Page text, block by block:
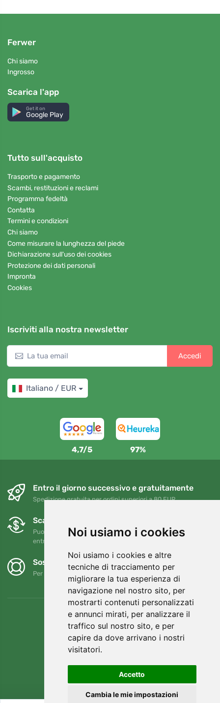
Noi usiamo i cookies
Noi usiamo i cookies e altre
tecniche di tracciamento per
migliorare la tua esperienza di
navigazione nel nostro sito, per
mostrarti contenuti personalizzati
e annunci mirati, per analizzare il
traffico sul nostro sito, e per
capire da dove arrivano i nostri
visitatori.
Accetto
Cambia le mie impostazioni
Ferwer
Chi siamo
Ingrosso
Scarica l'app
Get it on
Google Play
Tutto sull'acquisto
Trasporto e pagamento
Scambi, restituzioni e reclami
Programma fedeltà
Contatta
Termini e condizioni
Chi siamo
Come misurare la lunghezza del piede
Dichiarazione sull'uso dei cookies
Protezione dei dati personali
Impronta
Cookies
Iscriviti alla nostra newsletter
Accedi
Italiano / EUR
4,7/5 97%
Entro il giorno successivo e gratuitamente
Spedizione gratuita per ordini superiori a 80 EUR
Scambi e resi gratuiti
Puoi restituire o cambiare il tuo ordine in qualsiasi momento
entro 90 giorni
Sosteniamo Trees.org
Per ogni ordine piantiamo un albero! Leggi di più